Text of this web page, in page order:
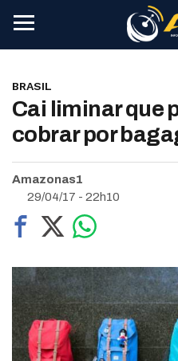
BRASIL
Cai liminar que
cobrar por
Amazonas1
29/04/17 - 22h10